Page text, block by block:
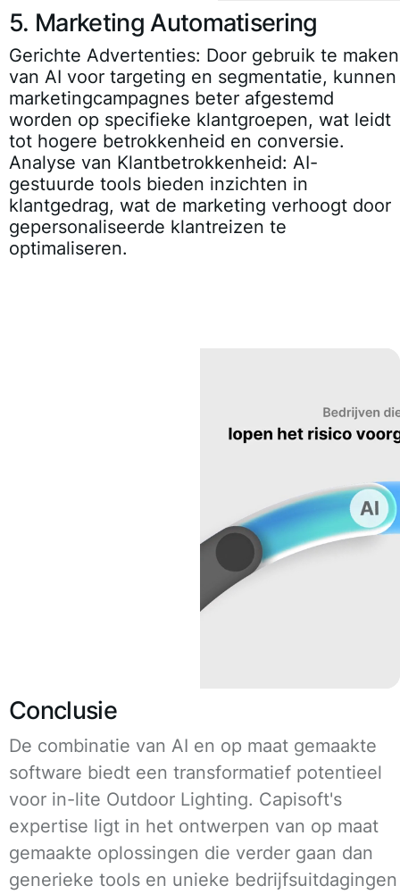
5. Marketing Automatisering
Gerichte Advertenties: Door gebruik te maken
van AI voor targeting en segmentatie, kunnen
marketingcampagnes beter afgestemd
worden op specifieke klantgroepen, wat leidt
tot hogere betrokkenheid en conversie.
Analyse van Klantbetrokkenheid: AI-
gestuurde tools bieden inzichten in
klantgedrag, wat de marketing verhoogt door
gepersonaliseerde klantreizen te
optimaliseren.
Conclusie
De combinatie van AI en op maat gemaakte
software biedt een transformatief potentieel
voor in-lite Outdoor Lighting. Capisoft's
expertise ligt in het ontwerpen van op maat
gemaakte oplossingen die verder gaan dan
generieke tools en unieke bedrijfsuitdagingen